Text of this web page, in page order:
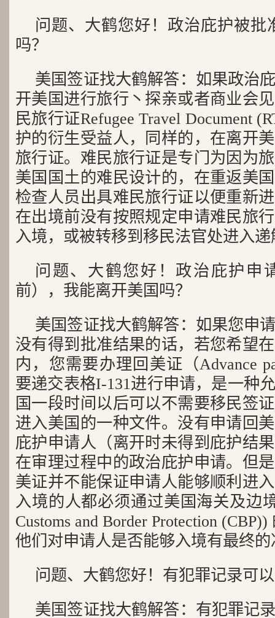
问题、大鹤您好！政治庇护被批
吗？
美国签证找大鹤解答：如果政治
开美国进行旅行丶探亲或者商业会
民旅行证Refugee Travel Document
护的衍生受益人，同样的，在离开
旅行证。难民旅行证是专门为因为
美国国土的难民设计的，在重返美
检查人员出具难民旅行证以便重新
在出境前没有按照规定申请难民旅
入境，或被转移到移民法官处进入
问题、大鹤您好！政治庇护申
前），我能离开美国吗？
美国签证找大鹤解答：如果您申
没有得到批准结果的话，若您希望
内，您需要办理回美证（Advance
要递交表格I-131进行申请，是一种
国一段时间以后可以不需要移民签
进入美国的一种文件。没有申请回
庇护申请人（离开时未得到庇护结
在审理过程中的政治庇护申请。但
美证并不能保证申请人能够顺利进
入境的人都必须通过美国海关及边
Customs and Border Protection
他们对申请人是否能够入境有最终
问题、大鹤您好！有犯罪记录可
美国签证找大鹤解答：有犯罪记